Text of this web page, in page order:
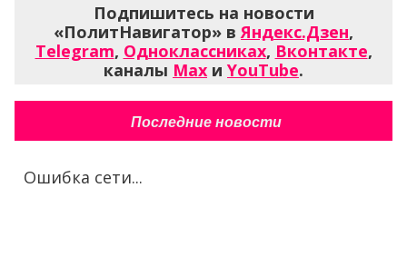
Подпишитесь на новости
«ПолитНавигатор» вЯндекс.Дзен,
Telegram, Одноклассниках, Вконтакте,
каналы Max и YouTube.
Последние новости
Ошибка сети...